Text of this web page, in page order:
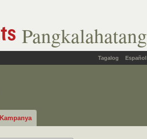
Pangkalahatang
Tagalog Español
Kampanya